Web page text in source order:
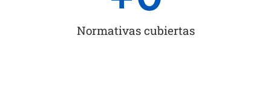
Normativas cubiertas